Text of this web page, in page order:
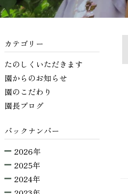
カテゴリー
たのしくいただきます
園からのお知らせ
園のこだわり
園長ブログ
バックナンバー
2026年
2025年
2024年